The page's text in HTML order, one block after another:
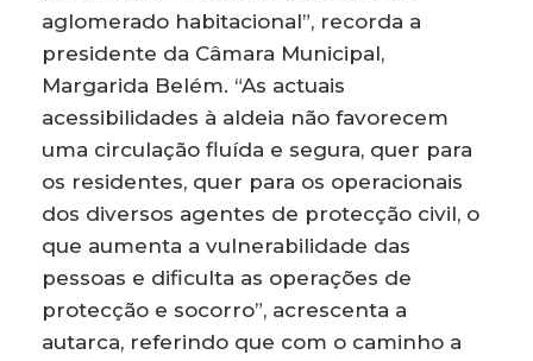
aglomerado habitacional”, recorda a
presidente da Câmara Municipal,
Margarida Belém. “As actuais
acessibilidades à aldeia não favorecem
uma circulação fluída e segura, quer para
os residentes, quer para os operacionais
dos diversos agentes de protecção civil, o
que aumenta a vulnerabilidade das
pessoas e dificulta as operações de
protecção e socorro”, acrescenta a
autarca, referindo que com o caminho a